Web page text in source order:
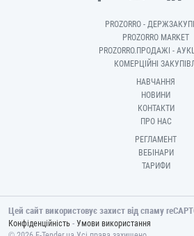
PROZORRO -
PROZORRO MARKET
PROZORRO.ПРОДАЖІ -
КОМЕРЦІЙНІ
НАВЧАННЯ
НОВИНИ
КОНТАКТИ
ПРО НАС
РЕГЛАМЕНТ
ВЕБІНАРИ
ТАРИФИ
Цей сайт використовує захист від спаму
Конфіденційність - Умови використання